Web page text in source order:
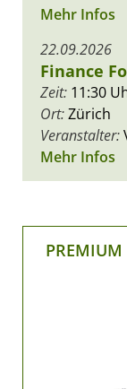
Mehr Infos
22.09.2026
Finance
Zeit: 11:30
Ort:Zürich
Veranstalter:
Mehr Infos
PREMIUM